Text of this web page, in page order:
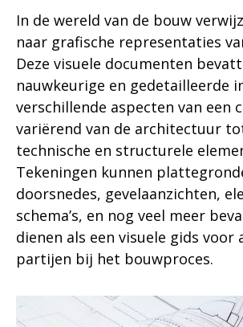
In de wereld van de bouw
naar grafische representaties
Deze visuele documenten
nauwkeurige en gedetailleerde
verschillende aspecten van een
variërend van de architectuur
technische en structurele
Tekeningen kunnen
doorsnedes, gevelaanzichten,
schema’s, en nog veel meer
dienen als een visuele gids voor
partijen bij het bouwproces.